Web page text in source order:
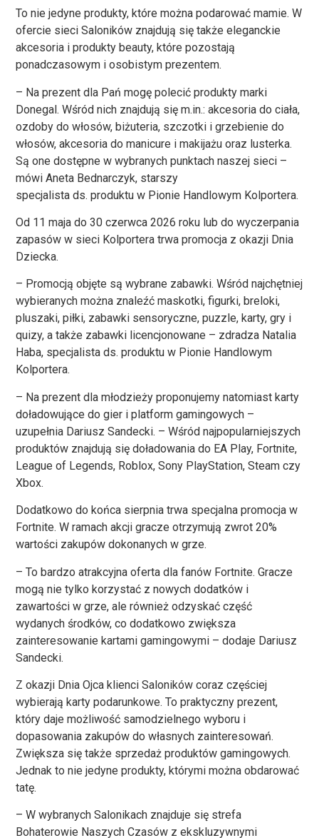
To nie jedyne produkty, które można podarować mamie. W
ofercie sieci Saloników znajdują się także eleganckie
akcesoria i produkty beauty, które pozostają
ponadczasowym i osobistym prezentem.
– Na prezent dla Pań mogę polecić produkty marki
Donegal. Wśród nich znajdują się m.in.: akcesoria do ciała,
ozdoby do włosów, biżuteria, szczotki i grzebienie do
włosów, akcesoria do manicure i makijażu oraz lusterka.
Są one dostępne w wybranych punktach naszej sieci –
mówi Aneta Bednarczyk, starszy
specjalista ds. produktu w Pionie Handlowym Kolportera.
Od 11 maja do 30 czerwca 2026 roku lub do wyczerpania
zapasów w sieci Kolportera trwa promocja z okazji Dnia
Dziecka.
– Promocją objęte są wybrane zabawki. Wśród najchętniej
wybieranych można znaleźć maskotki, figurki, breloki,
pluszaki, piłki, zabawki sensoryczne, puzzle, karty, gry i
quizy, a także zabawki licencjonowane – zdradza Natalia
Haba, specjalista ds. produktu w Pionie Handlowym
Kolportera.
– Na prezent dla młodzieży proponujemy natomiast karty
doładowujące do gier i platform gamingowych –
uzupełnia Dariusz Sandecki. – Wśród najpopularniejszych
produktów znajdują się doładowania do EA Play, Fortnite,
League of Legends, Roblox, Sony PlayStation, Steam czy
Xbox.
Dodatkowo do końca sierpnia trwa specjalna promocja w
Fortnite. W ramach akcji gracze otrzymują zwrot 20%
wartości zakupów dokonanych w grze.
– To bardzo atrakcyjna oferta dla fanów Fortnite. Gracze
mogą nie tylko korzystać z nowych dodatków i
zawartości w grze, ale również odzyskać część
wydanych środków, co dodatkowo zwiększa
zainteresowanie kartami gamingowymi – dodaje Dariusz
Sandecki.
Z okazji Dnia Ojca klienci Saloników coraz częściej
wybierają karty podarunkowe. To praktyczny prezent,
który daje możliwość samodzielnego wyboru i
dopasowania zakupów do własnych zainteresowań.
Zwiększa się także sprzedaż produktów gamingowych.
Jednak to nie jedyne produkty, którymi można obdarować
tatę.
– W wybranych Salonikach znajduje się strefa
Bohaterowie Naszych Czasów z ekskluzywnymi